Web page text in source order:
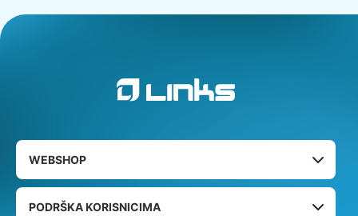
WEBSHOP
PODRŠKA KORISNICIMA